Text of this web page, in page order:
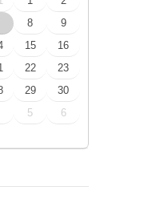
8
9
15
16
22
23
29
30
5 6